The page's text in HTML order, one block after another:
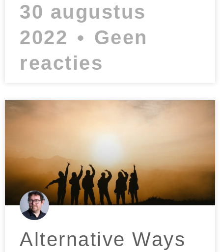
30 augustus
2022
Geen
reacties
Alternative Ways